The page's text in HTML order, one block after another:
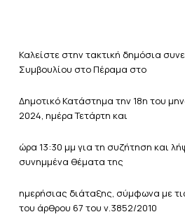
Καλείστε στην τακτική δημόσια
Συμβουλίου στο Πέραμα στο
Δημοτικό Κατάστημα την 18η του
2024, ημέρα Τετάρτη και
ώρα 13:30 μμ για τη συζήτηση και
συνημμένα θέματα της
ημερήσιας διάταξης, σύμφωνα με
του άρθρου 67 του ν.3852/2010